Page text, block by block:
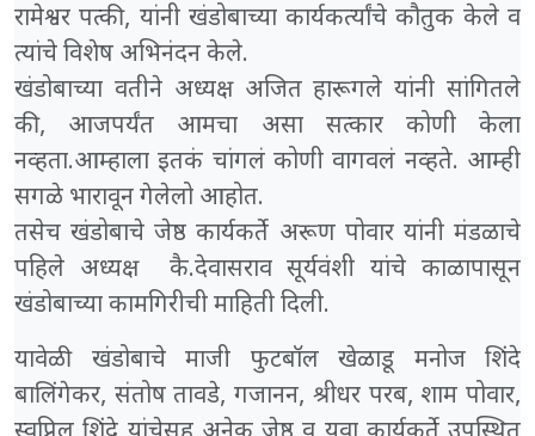
रामेश्वर पत्की, यांनी खंडोबाच्या कार्यकर्त्यांचे कौतुक केले व
त्यांचे विशेष अभिनंदन केले.
खंडोबाच्या वतीने अध्यक्ष अजित हारूगले यांनी सांगितले
की, आजपर्यंत आमचा असा सत्कार कोणी केला
नव्हता.आम्हाला इतकं चांगलं कोणी वागवलं नव्हते. आम्ही
सगळे भारावून गेलेलो आहोत.
तसेच खंडोबाचे जेष्ठ कार्यकर्ते अरूण पोवार यांनी मंडळाचे
पहिले अध्यक्ष कै.देवासराव सूर्यवंशी यांचे काळापासून
खंडोबाच्या कामगिरीची माहिती दिली.
यावेळी खंडोबाचे माजी फुटबॉल खेळाडू मनोज शिंदे
बालिंगेकर, संतोष तावडे, गजानन, श्रीधर परब, शाम पोवार,